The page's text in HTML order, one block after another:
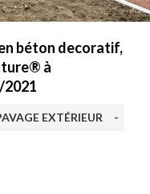
béton decoratif,
à
2021
EXTÉRIEUR
-